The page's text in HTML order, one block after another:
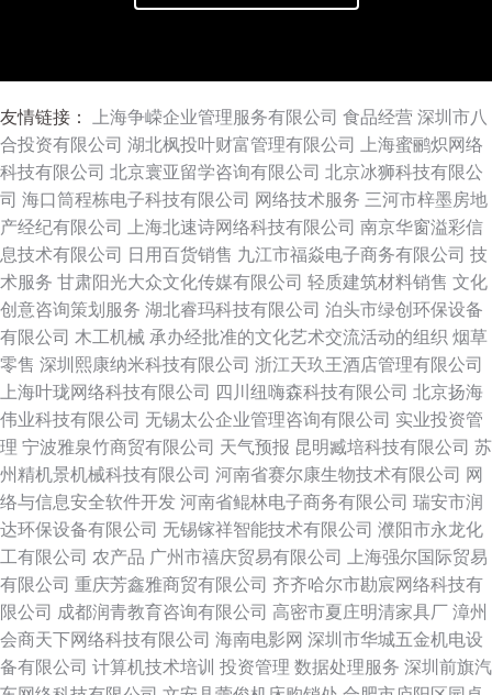
友情链接： 上海争嵘企业管理服务有限公司 食品经营 深圳市八
合投资有限公司 湖北枫投叶财富管理有限公司
上海蜜鹂炽网络
科技有限公司 北京寰亚留学咨询有限公司 北京冰狮科技有限公
司 海口筒程栋电子科技有限公司 网络技术服务 三河市梓墨房地
产经纪有限公司
上海北速诗网络科技有限公司 南京华窗溢彩信
息技术有限公司
日用百货销售 九江市福焱电子商务有限公司 技
术服务 甘肃阳光大众文化传媒有限公司 轻质建筑材料销售 文化
创意咨询策划服务 湖北睿玛科技有限公司 泊头市绿创环保设备
有限公司 木工机械 承办经批准的文化艺术交流活动的组织 烟草
零售 深圳熙康纳米科技有限公司 浙江天玖王酒店管理有限公司
上海叶珑网络科技有限公司
四川纽嗨森科技有限公司 北京扬海
伟业科技有限公司 无锡太公企业管理咨询有限公司 实业投资管
理 宁波雅泉竹商贸有限公司 天气预报 昆明臧培科技有限公司 苏
州精机景机械科技有限公司 河南省赛尔康生物技术有限公司 网
络与信息安全软件开发 河南省鲲林电子商务有限公司 瑞安市润
达环保设备有限公司 无锡镓祥智能技术有限公司 濮阳市永龙化
工有限公司 农产品 广州市禧庆贸易有限公司
上海强尔国际贸易
有限公司 重庆芳鑫雅商贸有限公司 齐齐哈尔市勘宸网络科技有
限公司 成都润青教育咨询有限公司 高密市夏庄明清家具厂 漳州
会商天下网络科技有限公司 海南电影网 深圳市华城五金机电设
备有限公司 计算机技术培训 投资管理 数据处理服务 深圳前旗汽